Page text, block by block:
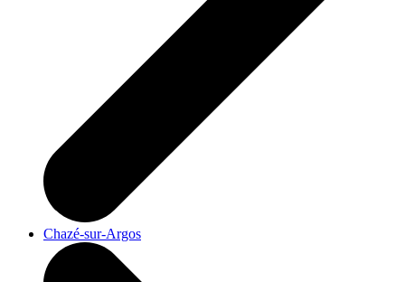
Chazé-sur-Argos